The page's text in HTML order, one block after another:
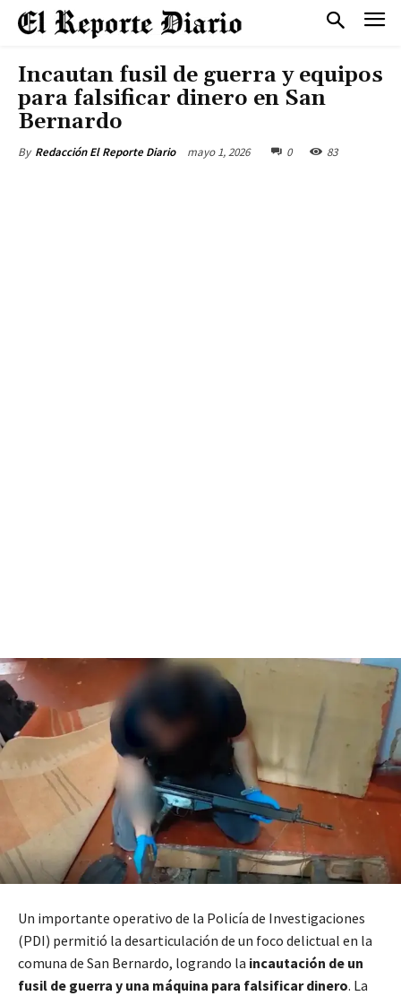
Incautan fusil de guerra y equipos
para falsificar dinero en San
Bernardo
By Redacción El Reporte Diario mayo 1, 2026 0 83
Un importante operativo de la Policía de Investigaciones
(PDI) permitió la desarticulación de un foco delictual en la
comuna de San Bernardo, logrando la incautación de un
fusil de guerra y una máquina para falsificar dinero. La